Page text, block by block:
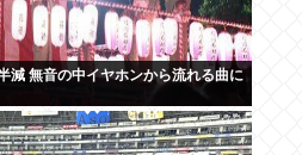
減 無音の中イヤホンから流れる曲に